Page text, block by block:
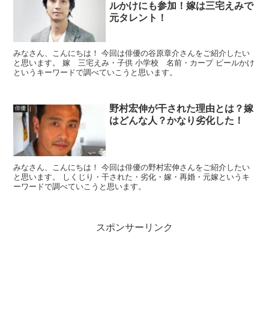
ルかけにも参加！嫁は三宅えみで
元タレント！
みなさん、こんにちは！ 今回は俳優の谷原章介さんをご紹介したい
と思います。 嫁 三宅えみ・子供 小学校 名前・カープ ビールかけ
というキーワードで調べていこうと思います。
俳優
野村宏伸が干された理由とは？嫁
はどんな人？かなり劣化した！
みなさん、こんにちは！ 今回は俳優の野村宏伸さんをご紹介したい
と思います。 しくじり・干された・劣化・嫁・再婚・元嫁というキ
ーワードで調べていこうと思います。
スポンサーリンク